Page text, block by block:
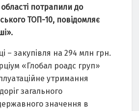
потрапили до
ТОП-10, повідомляє
– закупівля на 294 млн грн.
«Глобал роадс груп»
утримання
загального
значення в